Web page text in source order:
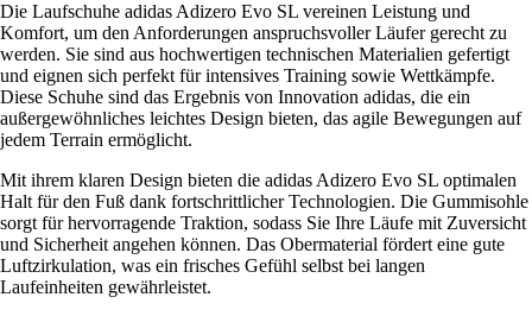
Die Laufschuhe adidas Adizero Evo SL vereinen Leistung und
Komfort, um den Anforderungen anspruchsvoller Läufer gerecht zu
werden. Sie sind aus hochwertigen technischen Materialien gefertigt
und eignen sich perfekt für intensives Training sowie Wettkämpfe.
Diese Schuhe sind das Ergebnis von Innovation adidas, die ein
außergewöhnliches leichtes Design bieten, das agile Bewegungen auf
jedem Terrain ermöglicht.
Mit ihrem klaren Design bieten die adidas Adizero Evo SL optimalen
Halt für den Fuß dank fortschrittlicher Technologien. Die Gummisohle
sorgt für hervorragende Traktion, sodass Sie Ihre Läufe mit Zuversicht
und Sicherheit angehen können. Das Obermaterial fördert eine gute
Luftzirkulation, was ein frisches Gefühl selbst bei langen
Laufeinheiten gewährleistet.